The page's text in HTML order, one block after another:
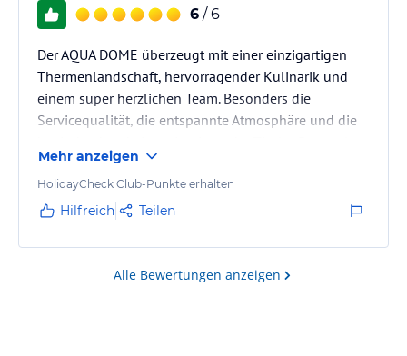
6 / 6
Der AQUA DOME überzeugt mit einer einzigartigen
Thermenlandschaft, hervorragender Kulinarik und
einem super herzlichen Team. Besonders die
Servicequalität, die entspannte Atmosphäre und die
machen den Aufenthalt zu etwas Besonderem. Wir
haben uns rundum wohlgefühlt und kommen sehr
gerne wieder.
Mehr anzeigen
HolidayCheck Club-Punkte erhalten
Hilfreich Teilen
Alle Bewertungen anzeigen